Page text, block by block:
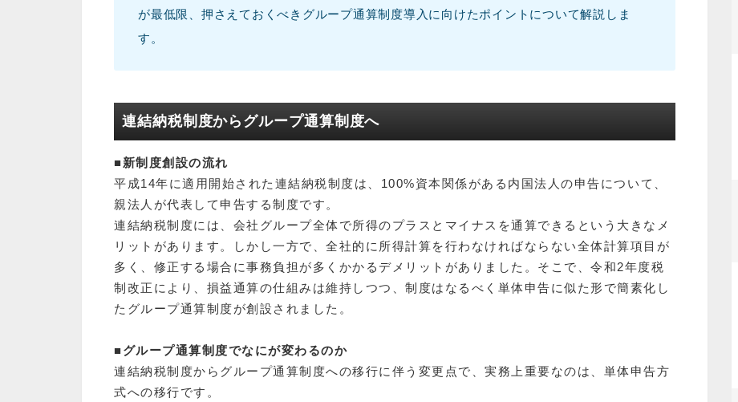
が最低限、押さえておくべきグループ通算制度導入に向けたポイントについて解説しま
す。
連結納税制度からグループ通算制度へ
■新制度創設の流れ
平成14年に適用開始された連結納税制度は、100%資本関係がある内国法人の申告について、
親法人が代表して申告する制度です。
連結納税制度には、会社グループ全体で所得のプラスとマイナスを通算できるという大きなメ
リットがあります。しかし一方で、全社的に所得計算を行わなければならない全体計算項目が
多く、修正する場合に事務負担が多くかかるデメリットがありました。そこで、令和2年度税
制改正により、損益通算の仕組みは維持しつつ、制度はなるべく単体申告に似た形で簡素化し
たグループ通算制度が創設されました。
■グループ通算制度でなにが変わるのか
連結納税制度からグループ通算制度への移⾏に伴う変更点で、実務上重要なのは、単体申告方
式への移行です。